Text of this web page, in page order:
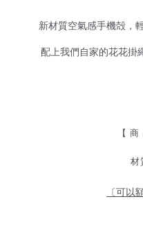
新材質空氣感手機殻，
配上我們自家的花花掛
【 商
材
〔可以